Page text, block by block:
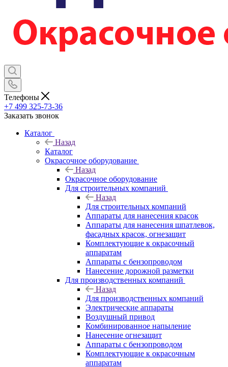
Телефоны
+7 499 325-73-36
Заказать звонок
Каталог
Назад
Каталог
Окрасочное оборудование
Назад
Окрасочное оборудование
Для строительных компаний
Назад
Для строительных компаний
Аппараты для нанесения красок
Аппараты для нанесения шпатлевок,
фасадных красок, огнезащит
Комплектующие к окрасочный
аппаратам
Аппараты с бензопроводом
Нанесение дорожной разметки
Для производственных компаний
Назад
Для производственных компаний
Электрические аппараты
Воздушный привод
Комбинированное напыление
Нанесение огнезащит
Аппараты с бензопроводом
Комплектующие к окрасочным
аппаратам